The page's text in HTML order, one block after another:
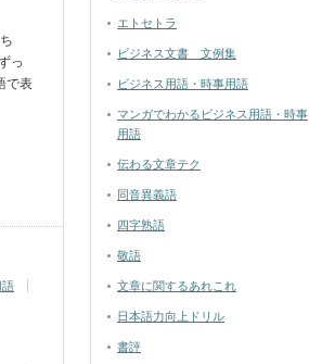
っ
で表
語
エトセトラ
ビジネス文書 文例集
ビジネス用語・時事用語
マンガでわかるビジネス用語・時事
用語
伝わる文章テク
同音異義語
四字熟語
敬語
文章に関するあれこれ
日本語力向上ドリル
書評